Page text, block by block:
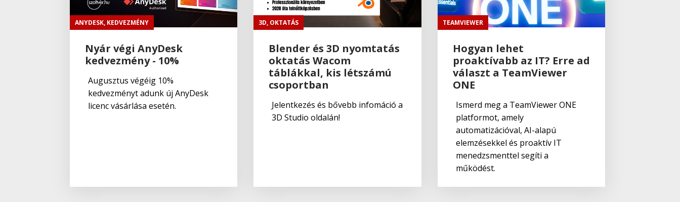
ANYDESK, KEDVEZMÉNY
Nyár végi AnyDesk
kedvezmény - 10%
Augusztus végéig 10%
kedvezményt adunk új AnyDesk
licenc vásárlása esetén.
3D, OKTATÁS
Blender és 3D nyomtatás
oktatás Wacom
táblákkal, kis létszámú
csoportban
Jelentkezés és bővebb infomáció a
3D Studio oldalán!
TEAMVIEWER
Hogyan lehet
proaktívabb az IT? Erre ad
választ a TeamViewer
ONE
Ismerd meg a TeamViewer ONE
platformot, amely
automatizációval, AI-alapú
elemzésekkel és proaktív IT
menedzsmenttel segíti a
működést.